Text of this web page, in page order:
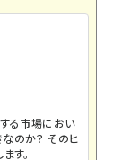
する市場におい
のか？ そのヒ
す。